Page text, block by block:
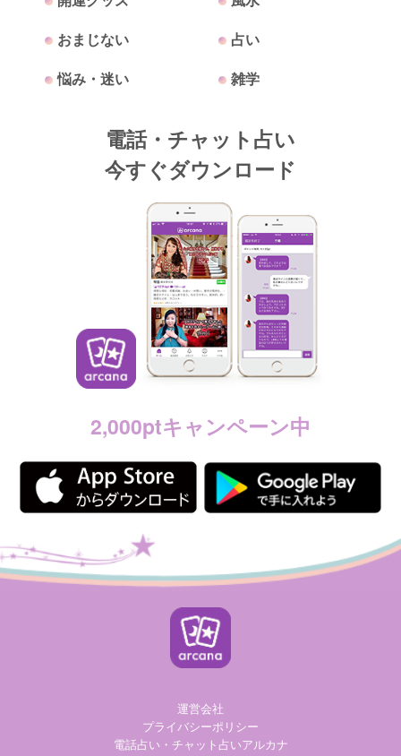
おまじない
占い
悩み・迷い
雑学
電話・チャット占い
今すぐダウンロード
2,000ptキャンペーン中
運営会社
プライバシーポリシー
電話占い・チャット占いアルカナ